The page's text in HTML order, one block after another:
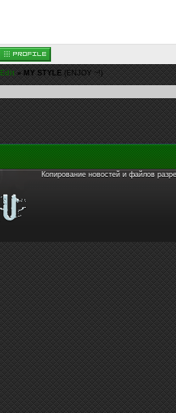
» MY STYLE (ENJOY ~!)
Копирование новостей и файлов